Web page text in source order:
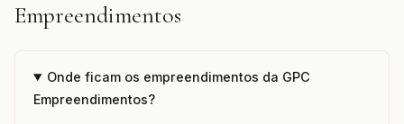
Empreendimentos
Onde ficam os empreendimentos da GPC
Empreendimentos?